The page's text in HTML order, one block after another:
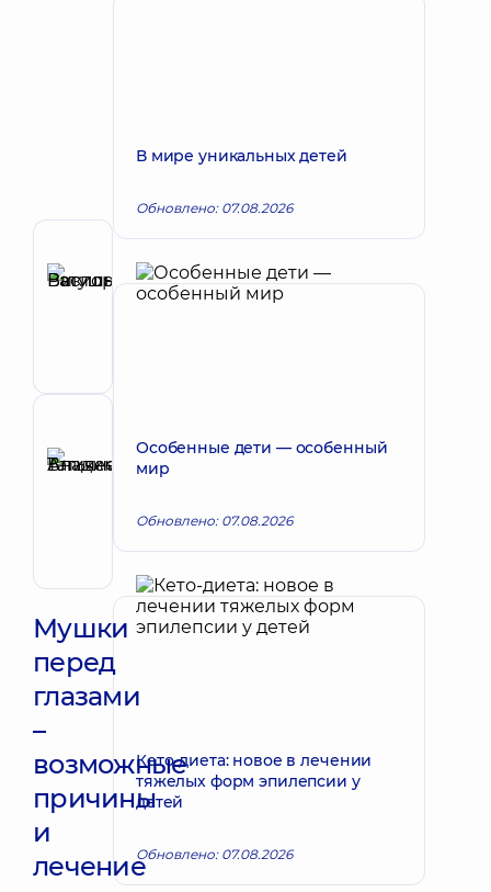
Ратушнюк
Запись к врачу
Аникеева
Татьяна
Кардиолог;
Ревматолог
Мушки
перед
глазами
–
возможные
причины
и
лечение
В мире уникальных детей
Обновлено: 07.08.2026
Особенные дети — особенный
мир
Обновлено: 07.08.2026
Кето-диета: новое в лечении
тяжелых форм эпилепсии у
детей
Обновлено: 07.08.2026